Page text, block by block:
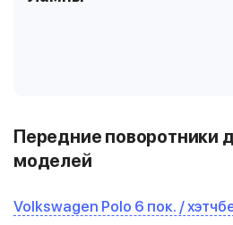
Передние поворотники
моделей
Volkswagen Polo 6 пок. /